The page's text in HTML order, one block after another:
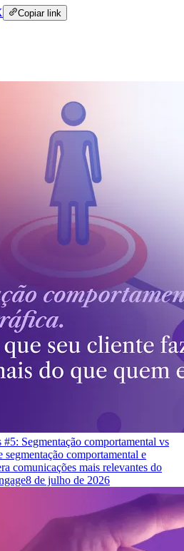
Copiar link
Segmentação comportamental vs
segmentação comportamental e
comunicações mais relevantes do
8 de julho de 2026